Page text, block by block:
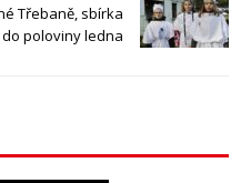
Třebaně, sbírka
poloviny ledna